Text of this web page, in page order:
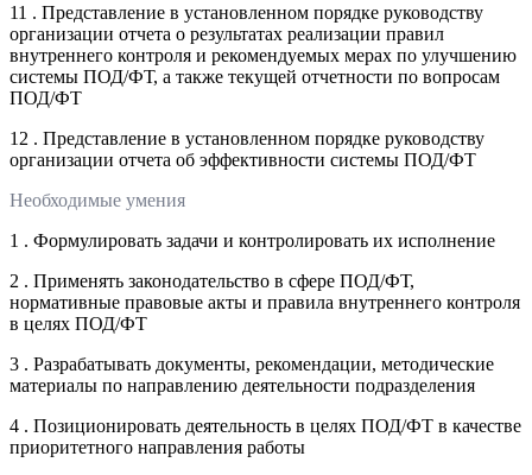
11 . Представление в установленном порядке руководству
организации отчета о результатах реализации правил
внутреннего контроля и рекомендуемых мерах по улучшению
системы ПОД/ФТ, а также текущей отчетности по вопросам
ПОД/ФТ
12 . Представление в установленном порядке руководству
организации отчета об эффективности системы ПОД/ФТ
Необходимые умения
1 . Формулировать задачи и контролировать их исполнение
2 . Применять законодательство в сфере ПОД/ФТ,
нормативные правовые акты и правила внутреннего контроля
в целях ПОД/ФТ
3 . Разрабатывать документы, рекомендации, методические
материалы по направлению деятельности подразделения
4 . Позиционировать деятельность в целях ПОД/ФТ в качестве
приоритетного направления работы